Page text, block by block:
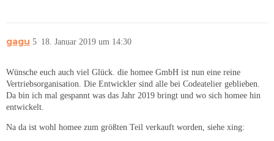
gagu 18. Januar 2019 um 14:30
5
Wünsche euch auch viel Glück. die homee GmbH ist nun eine reine
Vertriebsorganisation. Die Entwickler sind alle bei Codeatelier geblieben.
Da bin ich mal gespannt was das Jahr 2019 bringt und wo sich homee hin
entwickelt.
Na da ist wohl homee zum größten Teil verkauft worden, siehe xing: